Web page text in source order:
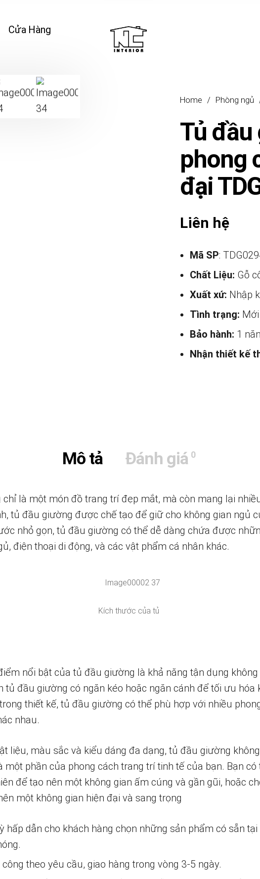
Cửa Hàng
Home / Phòng ngủ
Tủ
phong
đại
Liên hệ
Mã SP:
Chất Liệu: Gỗ
Xuất xứ: Nhập
Tình trạng:
Bảo hành: 1
Nhận thiết kế
Mô tả Đánh giá 0
là một món đồ trang trí đẹp mắt, mà còn mang lại
tủ đầu giường được chế tạo để giữ cho không gian ngủ
nhỏ gọn, tủ đầu giường có thể dễ dàng chứa được
điện thoại di động, và các vật phẩm cá nhân khác.
Kích thước của tủ
nổi bật của tủ đầu giường là khả năng tận dụng
tủ đầu giường có ngăn kéo hoặc ngăn cánh để tối ưu hóa
thiết kế, tủ đầu giường có thể phù hợp với nhiều
nhau.
liệu, màu sắc và kiểu dáng đa dạng, tủ đầu giường
một phần của phong cách trang trí tinh tế của bạn. Bạn
để tạo nên một không gian ấm cúng và gần gũi, hoặc
một không gian hiện đại và sang trọng
hấp dẫn cho khách hàng chọn những sản phẩm có sẵn
theo yêu cầu, giao hàng trong vòng 3-5 ngày.